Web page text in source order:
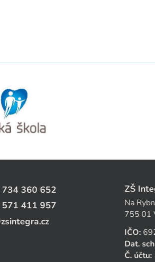
360 652
411 957
ZŠ
Na
755 01
IČO:
Dat.
Č. účtu: